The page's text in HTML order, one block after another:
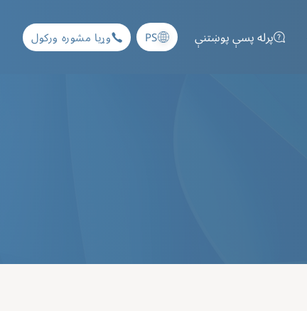
پرله پسې پوښتنې PS وړیا مشوره ورکول